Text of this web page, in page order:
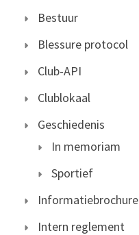
Bestuur
Blessure protocol
Club-API
Clublokaal
Geschiedenis
In memoriam
Sportief
Informatiebrochure
Intern reglement